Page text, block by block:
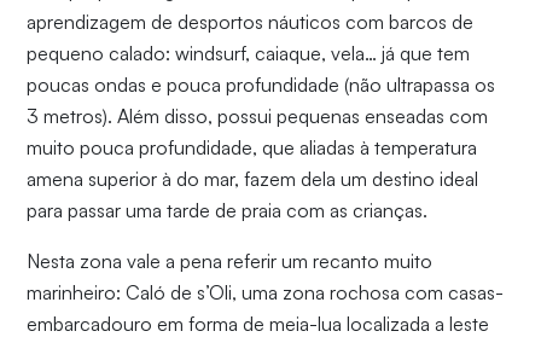
aprendizagem de desportos náuticos com barcos de
pequeno calado: windsurf, caiaque, vela… já que tem
poucas ondas e pouca profundidade (não ultrapassa os
3 metros). Além disso, possui pequenas enseadas com
muito pouca profundidade, que aliadas à temperatura
amena superior à do mar, fazem dela um destino ideal
para passar uma tarde de praia com as crianças.
Nesta zona vale a pena referir um recanto muito
marinheiro: Caló de s’Oli, uma zona rochosa com casas-
embarcadouro em forma de meia-lua localizada a leste